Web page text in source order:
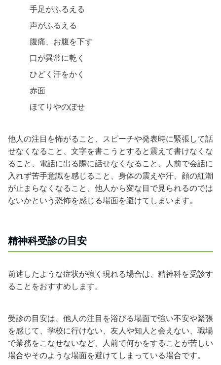
手足がふるえる
声がふるえる
腹痛、お腹を下す
口が異常に乾く
ひどく汗をかく
赤面
ほてりやのぼせ
他人の注目を怖がること、スピーチや発表時に緊張して話
せなくなること、文字を書こうとすると震えて書けなくな
ること、電話に出る際に話せなくなること、人前で会話に
入れず苦手意識を感じること、身体の震えや汗、顔の紅潮
が止まらなくなること、他人から変な目で見られるのでは
ないかという恐怖を感じる場面を避けてしまいます。
精神科受診の目安
前述したような症状が強く現れる場合は、精神科を受診す
ることをおすすめします。
受診の目安は、他人の注目を浴びる場面で強い不安や緊張
を感じて、学校に行けない、友人や知人と会えない、職場
で業務をこなせないなど、人前で何かをすることが苦しい
場合やそのような場面を避けてしまっている場合です。